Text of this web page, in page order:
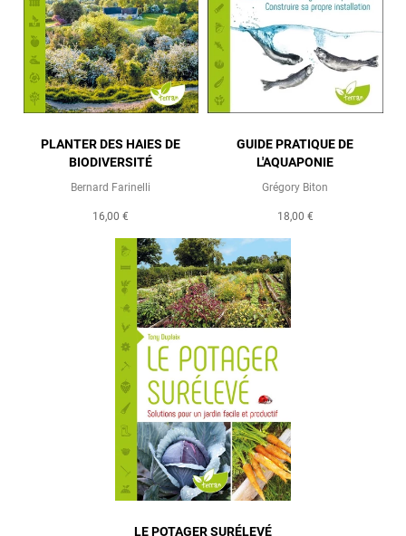
PLANTER DES HAIES DE
BIODIVERSITÉ
Bernard Farinelli
16,00 €
GUIDE PRATIQUE DE
L'AQUAPONIE
Grégory Biton
18,00 €
LE POTAGER SURÉLEVÉ